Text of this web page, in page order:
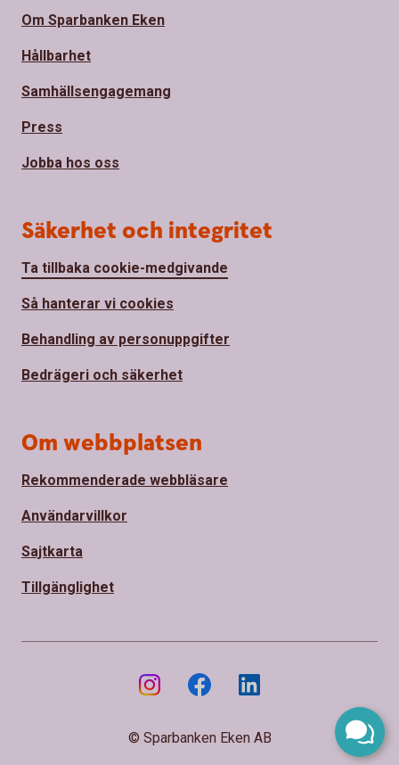
Om Sparbanken Eken
Hållbarhet
Samhällsengagemang
Press
Jobba hos oss
Säkerhet och integritet
Ta tillbaka cookie-medgivande
Så hanterar vi cookies
Behandling av personuppgifter
Bedrägeri och säkerhet
Om webbplatsen
Rekommenderade webbläsare
Användarvillkor
Sajtkarta
Tillgänglighet
© Sparbanken Eken AB